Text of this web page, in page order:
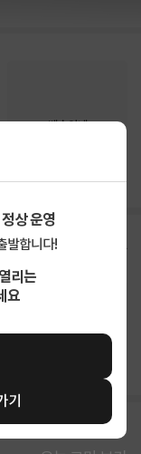
상 운영
발합니다!
리는
요
기
배송안내